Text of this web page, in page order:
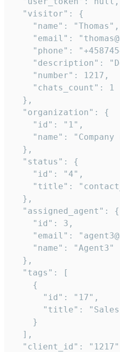
  "visitor": {
    "name": "Thomas",
"email":
"phone":
"description":
    "number": 1217,
    "chats_count": 1
  },
  "organization": {
    "id": "1",
"name": "Company
  },
  "status": {
    "id": "4",
"title":
  },
  "assigned_agent": {
    "id": 3,
"email":
    "name": "Agent3"
  },
  "tags": [
    {
      "id": "17",
"title":
    }
  ],
  "client_id": "1217"